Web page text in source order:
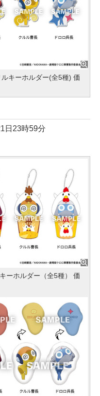
キーホルダー(全5種) 価
日23時59分
ーホルダー（全5種） 価